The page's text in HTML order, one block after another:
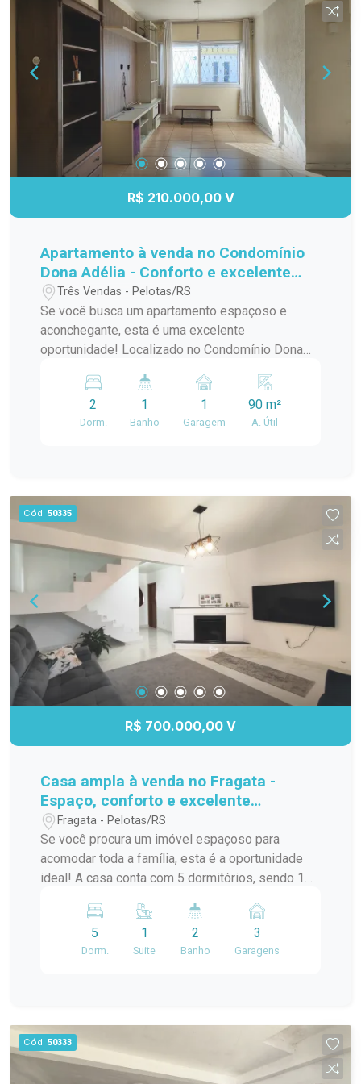
térmico e cerâmica nas áreas úmidas e a
indispensável comodidade de ter 2 vagas de
garagem.
R$ 210.000,00 V
Apartamento à venda no Condomínio
Dona Adélia - Conforto e excelente
localização!
Três Vendas - Pelotas/RS
Se você busca um apartamento espaçoso e
aconchegante, esta é uma excelente
oportunidade! Localizado no Condomínio Dona
privativa, oferecendo ambientes amplos e bem
distribuídos para proporcionar mais conforto no
dia a dia. O apartamento dispõe de: 2 dormitórios;
qualidade de vida, segurança e uma ótima
localização. Agende sua visita e venha conhecer
este excelente apartamento!
2
Dorm.
1
Banho
1
Garagem
90 m²
A. Útil
Cód. 50335
R$ 700.000,00 V
Casa ampla à venda no Fragata -
Espaço, conforto e excelente
iluminação!
Fragata - Pelotas/RS
Se você procura um imóvel espaçoso para
acomodar toda a família, esta é a oportunidade
ideal! A casa conta com 5 dormitórios, sendo 1
conforto e praticidade para o dia a dia. Os quartos
são amplos, bem distribuídos e recebem
excelente iluminação natural, tornando os
do imóvel: 5 dormitórios, sendo 1 suíte; 2
banheiros sociais; Garagem para 3 carros;
Quartos amplos e bem iluminados; Ambientes
5
Dorm.
1
Suite
2
Banho
3
Garagens
Cód. 50333